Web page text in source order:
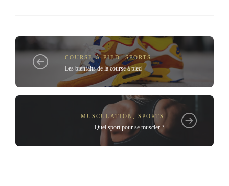
COURSE À PIED,SPORTS
Les bienfaits de la course à pied
MUSCULATION , SPORTS
Quel sport pour se muscler ?